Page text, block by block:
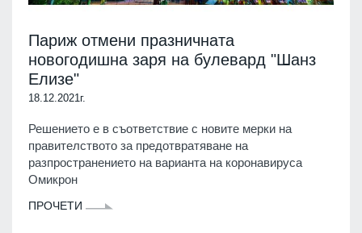
Париж отмени празничната
новогодишна заря на булевард "Шанз
Елизе"
18.12.2021г.
Решението е в съответствие с новите мерки на
правителството за предотвратяване на
разпространението на варианта на коронавируса
Омикрон
ПРОЧЕТИ